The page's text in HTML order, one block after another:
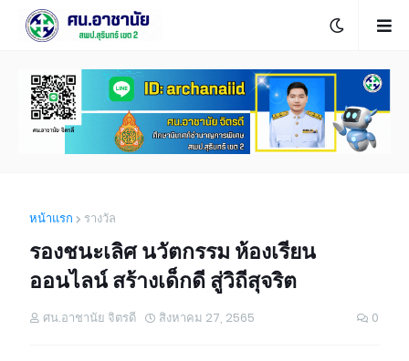
หน้าแรก รางวัล
รองชนะเลิศ นวัตกรรม ห้องเรียน
ออนไลน์ สร้างเด็กดี สู่วิถีสุจริต
ศน.อาชานัย จิตรดี สิงหาคม 27, 2565 0